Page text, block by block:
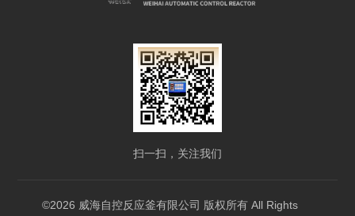
扫一扫，关注我们
©2026 威海自控反应釜有限公司 版权所有 All Rights